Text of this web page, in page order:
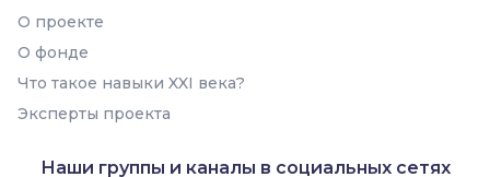
О проекте
О фонде
Что такое навыки XXI века?
Эксперты проекта
Наши группы и каналы в социальных сетях